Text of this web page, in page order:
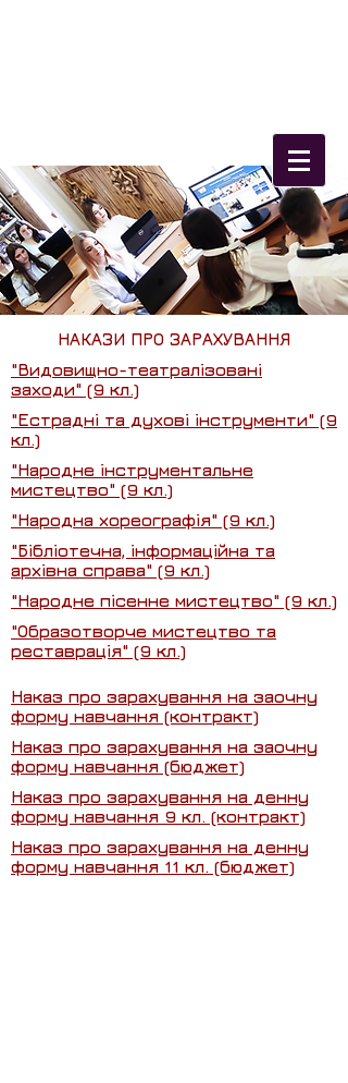
НАКАЗИ ПРО ЗАРАХУВАННЯ
"Видовищно-театралізовані
заходи" (9 кл.)
"Естрадні та духові інструменти" (9
кл.)
"Народне інструментальне
мистецтво" (9 кл.)
"Народна хореографія" (9 кл.)
"Бібліотечна, інформаційна та
архівна справа" (9 кл.)
"Народне пісенне мистецтво" (9 кл.)
"Образотворче мистецтво та
реставрація" (9 кл.)
Наказ про зарахування на заочну
форму навчання (контракт)
Наказ про зарахування на заочну
форму навчання (бюджет)
Наказ про зарахування на денну
форму навчання 9 кл. (контракт)
Наказ про зарахування на денну
форму навчання 11 кл. (бюджет)